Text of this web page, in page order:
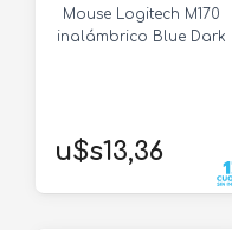
Mouse Logitech M170
inalámbrico Blue Dark
u$s13,36